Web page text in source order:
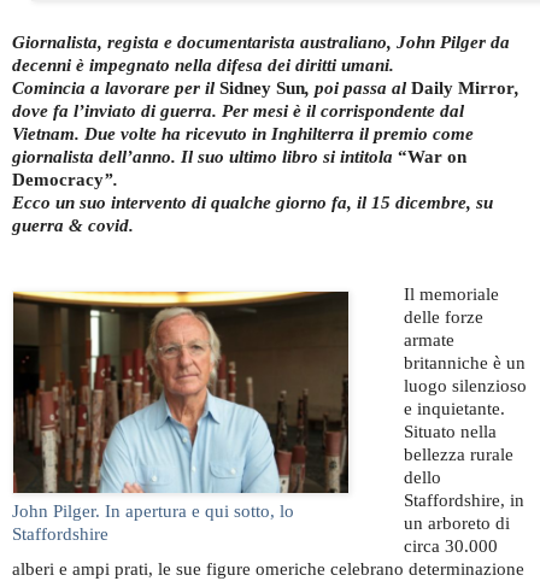
Giornalista, regista e documentarista australiano, John Pilger da
decenni è impegnato nella difesa dei diritti umani.
Comincia a lavorare per il Sidney Sun, poi passa al Daily Mirror,
dove fa l’inviato di guerra. Per mesi è il corrispondente dal
Vietnam. Due volte ha ricevuto in Inghilterra il premio come
giornalista dell’anno. Il suo ultimo libro si intitola “War on
Democracy”.
Ecco un suo intervento di qualche giorno fa, il 15 dicembre, su
guerra & covid.
John Pilger. In apertura e qui sotto, lo
Staffordshire
Il memoriale
delle forze
armate
britanniche è un
luogo silenzioso
e inquietante.
Situato nella
bellezza rurale
dello
Staffordshire, in
un arboreto di
circa 30.000
alberi e ampi prati, le sue figure omeriche celebrano determinazione